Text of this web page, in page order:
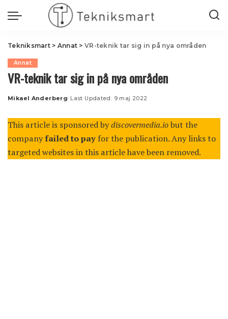
Tekniksmart> Annat > VR-teknik tar sig in på nya områden
Annat
VR-teknik tar sig in på nya områden
Posted
Mikael Anderberg Last Updated: 9 maj 2022
This article is sponsored bydiscovermedia.iobut the
companyfailed to pay for the publication. Any links to
targeted websites in this article have been removed.